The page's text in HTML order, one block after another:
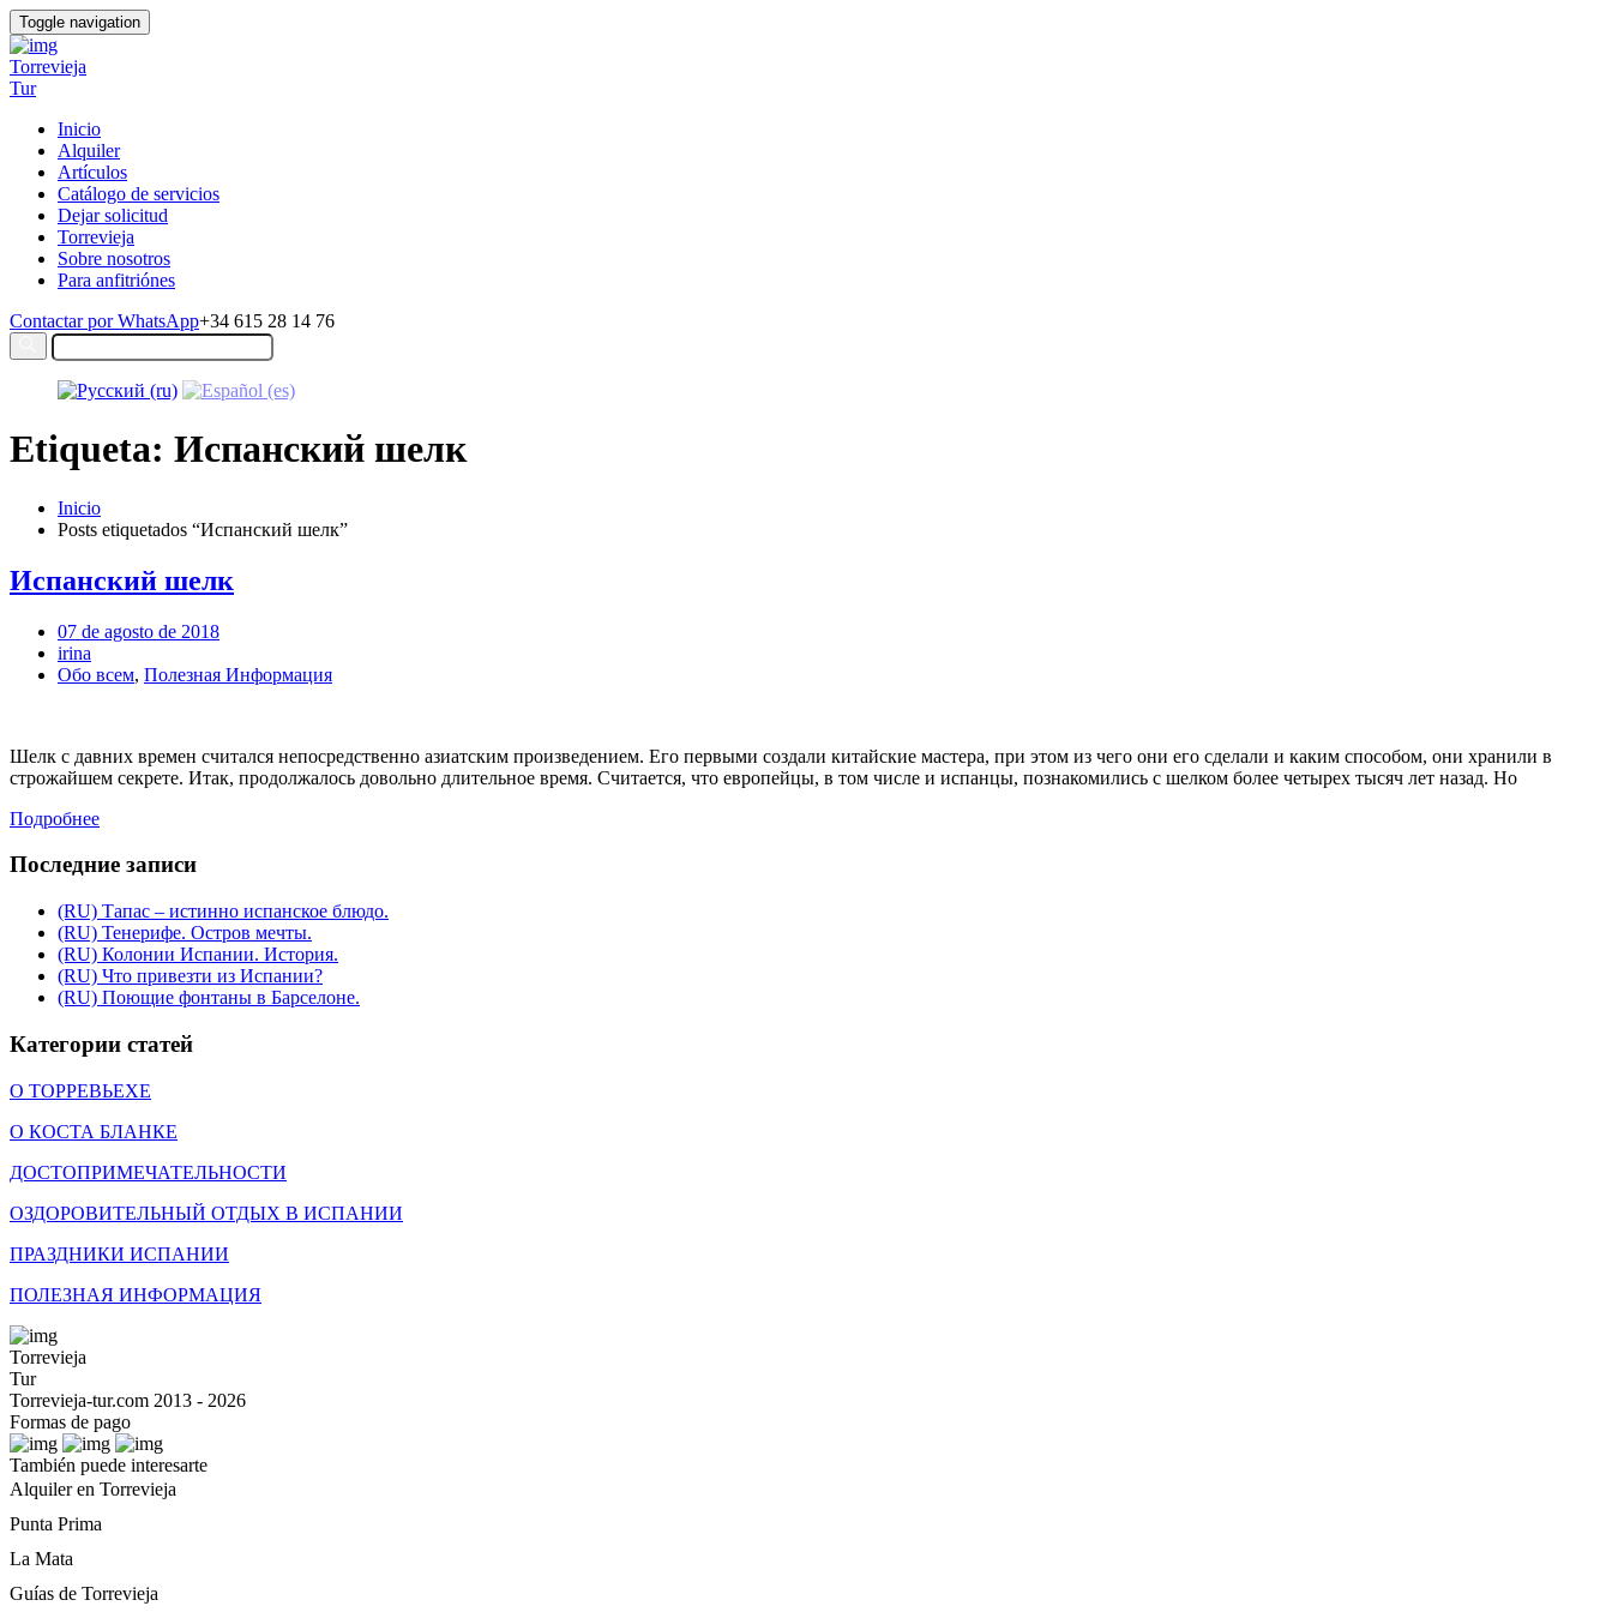
Toggle navigation
Torrevieja
Tur
Inicio
Alquiler
Artículos
Catálogo de servicios
Dejar solicitud
Torrevieja
Sobre nosotros
Para anfitriónes
Contactar por WhatsApp+34 615 28 14 76
Etiqueta: Испанский шелк
Inicio
Posts etiquetados “Испанский шелк”
Испанский шелк
07 de agosto de 2018
irina
Обо всем, Полезная Информация
Шелк с давних времен считался непосредственно азиатским произведением. Его первыми создали китайские мастера, при этом из чего они его сделали и каким способом, они хранили в
строжайшем секрете. Итак, продолжалось довольно длительное время. Считается, что европейцы, в том числе и испанцы, познакомились с шелком более четырех тысяч лет назад. Но
Подробнее
Последние записи
(RU) Тапас – истинно испанское блюдо.
(RU) Тенерифе. Остров мечты.
(RU) Колонии Испании. История.
(RU) Что привезти из Испании?
(RU) Поющие фонтаны в Барселоне.
Категории статей
О ТОРРЕВЬЕХЕ
О КОСТА БЛАНКЕ
ДОСТОПРИМЕЧАТЕЛЬНОСТИ
ОЗДОРОВИТЕЛЬНЫЙ ОТДЫХ В ИСПАНИИ
ПРАЗДНИКИ ИСПАНИИ
ПОЛЕЗНАЯ ИНФОРМАЦИЯ
Torrevieja
Tur
Torrevieja-tur.com 2013 - 2026
Formas de pago
También puede interesarte
Alquiler en Torrevieja
Punta Prima
La Mata
Guías de Torrevieja